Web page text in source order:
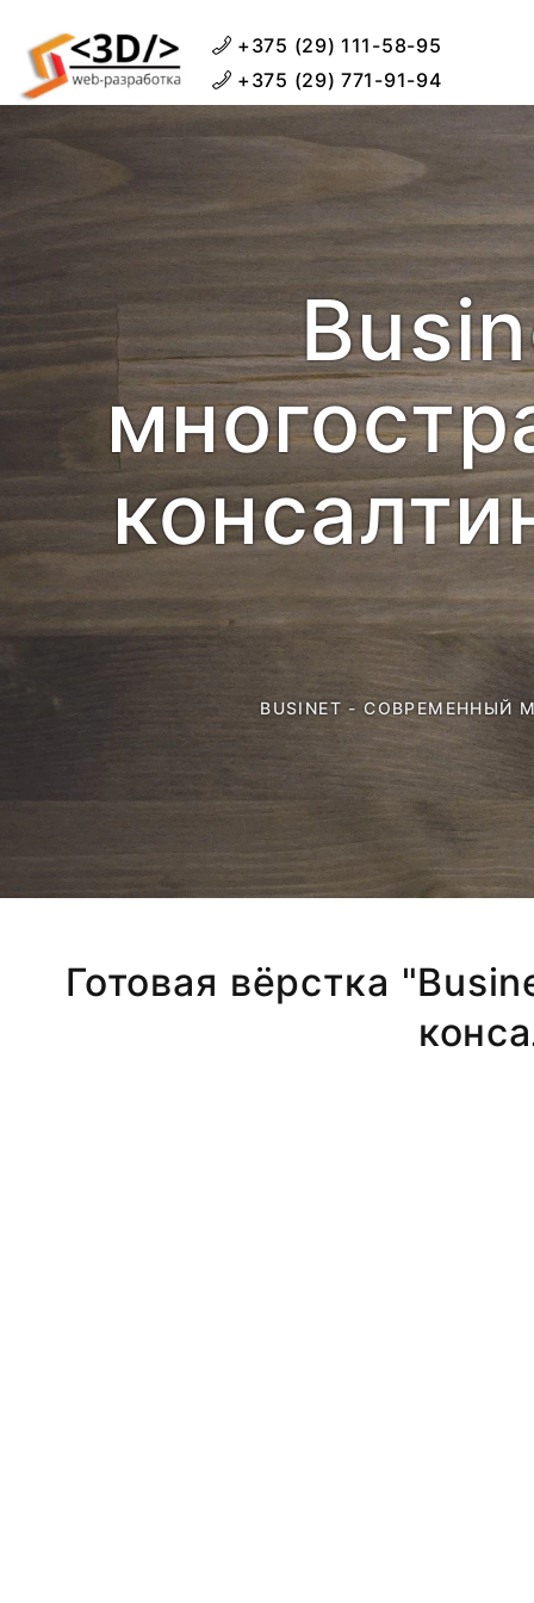
+375 (29) 111-58-95
+375 (29) 771-91-94
BUSINET -
Готовая вёрстка